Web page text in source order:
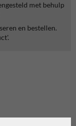
met behulp
en bestellen.